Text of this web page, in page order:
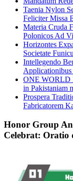
Taenia Nylon
Feliciter Missa
Materia Cruda
Polonicos Ad
Horizontes
Societate
Intellegendo
Applicationibus
ONE WORLD
in Pakistaniam
Prospera
Fabricatorem
Honor Group
Celebrat: Oratio